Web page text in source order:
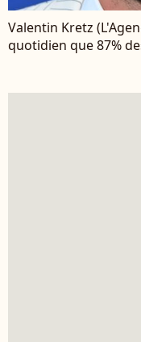
Valentin Kretz
quotidien que 87%